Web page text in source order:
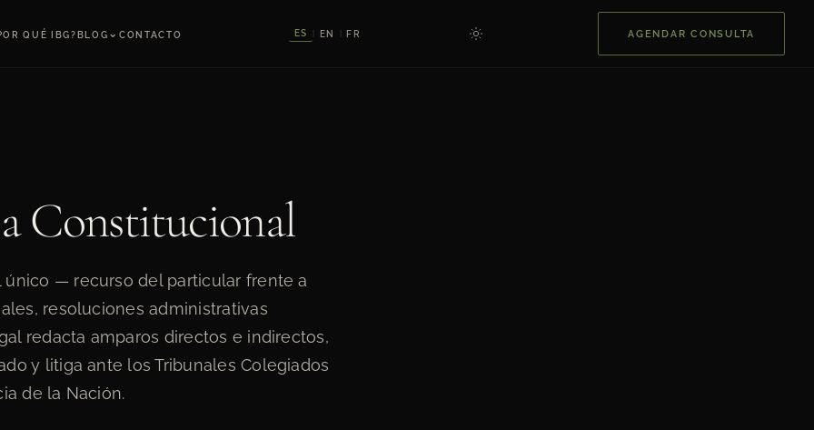
QUÉ IBG?BLOG ⌄ CONTACTO ES EN FR AGENDAR CONSULTA
Constitucional
— recurso del particular frente a
resoluciones administrativas
redacta amparos directos e indirectos,
y litiga ante los Tribunales Colegiados
de la Nación.